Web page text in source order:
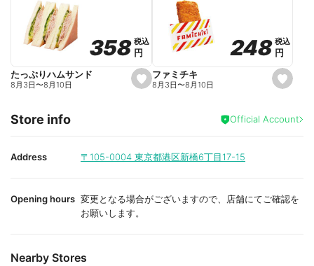
o
r
i
e
o
r
i
e
s
e
i
t
358
358税込
税込
円
円
たっぷりハムサンド
8月3日〜8月10日
s
e
a
248
248 税込
税込
円
円
ファミチキ
8月3日〜8月10日
Store info Official Account
Address 〒105-0004 東京都港区新橋6丁目17-15
Opening hours 変更となる場合がございますので、店舗にてご確認を
お願いします。
Nearby Stores